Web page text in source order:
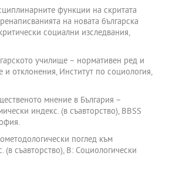
функции на скритата
на новата българска
социални изследвания,
училище – нормативен ред и
отклонения, Институт по социология,
мнение в България –
индекс. (в съавторство), BBSS
поглед към
(в съавторство), В: Социологически